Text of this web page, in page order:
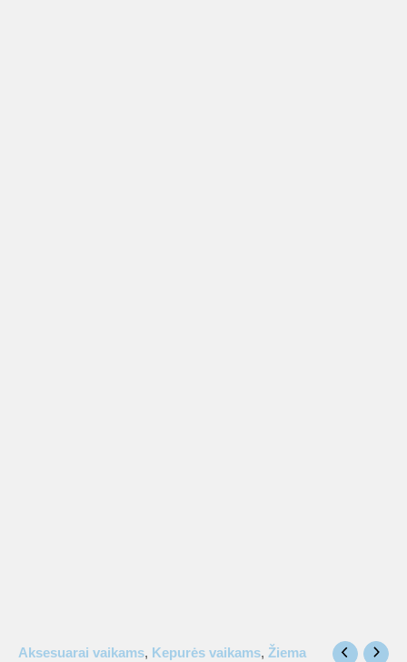
Aksesuarai vaikams, Kepurės vaikams, Žiema